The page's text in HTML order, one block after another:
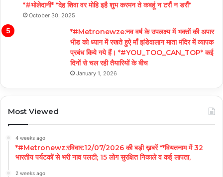
*#भोलेदानी* *देह शिवा वर मोहि इहै शुभ करमन ते कबहूं न टरौं न डरौं*
October 30, 2025
*#Metronewze:नव वर्ष के उपलक्ष्य में भक्तों की अपार
भीड को ध्यान में रखते हुऐ माँ झंडेवालान माता मंदिर में व्यापक
प्रबंध किये गये हैं। *#YOU_TOO_CAN_TOP* कई
दिनों से चल रही तैयारियों के बीच
January 1, 2026
Most Viewed
4 weeks ago
*#Metronewz:रविवार:12/07/2026 की बड़ी ख़बरें **वियतनाम में 32
भारतीय पर्यटकों से भरी नाव पलटी; 15 लोग सुरक्षित निकाले व कई लापता,
2 weeks ago